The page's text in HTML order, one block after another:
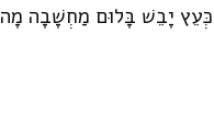
יָבֵשׁ בָּלוּם מַחְשָׁבָה מָה